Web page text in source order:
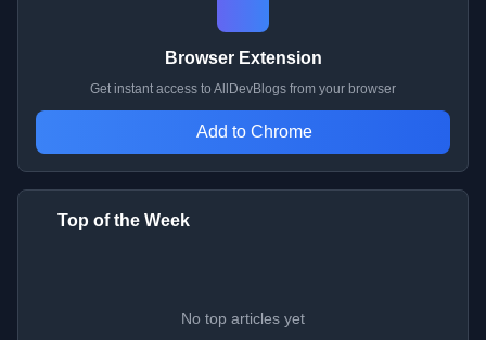
Browser Extension
Get instant access to AllDevBlogs from your browser
Add to Chrome
Top of the Week
No top articles yet